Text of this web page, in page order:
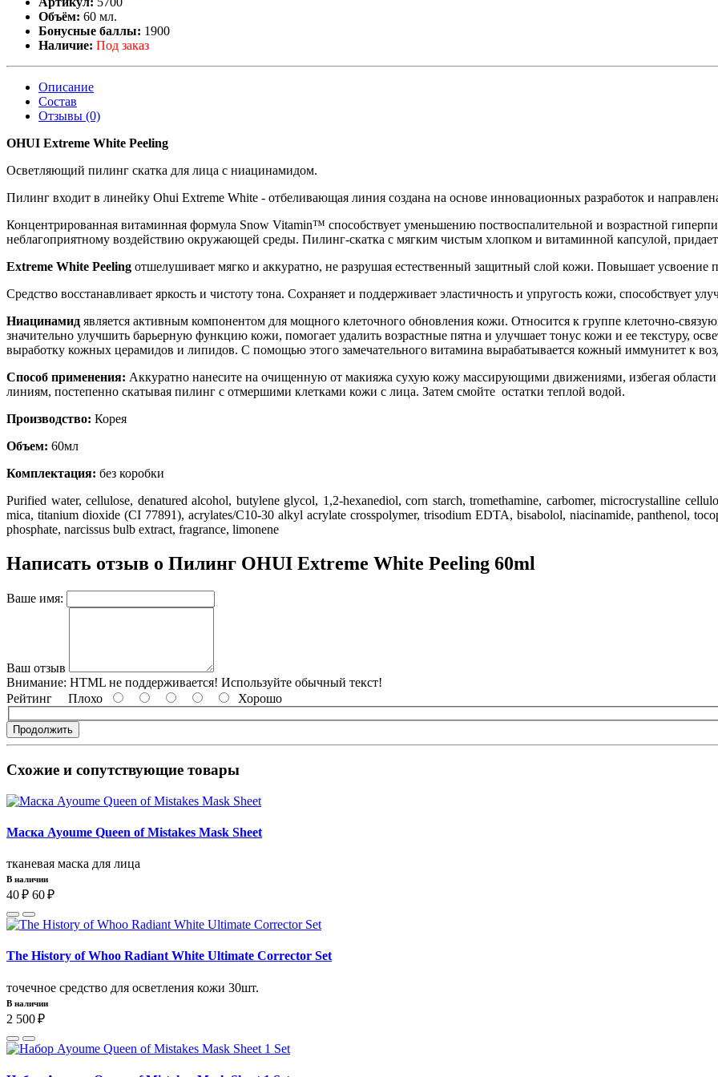
Объём: 60 мл.
Бонусные баллы: 1900
Наличие: Под заказ
Описание
Состав
Отзывы (0)
OHUI Extreme White Peeling
Осветляющий пилинг скатка для лица с ниацинамидом.
Пилинг входит в линейку Ohui Extreme White - отбеливающая линия создана на основе инновационных разработок и
Концентрированная витаминная формула Snow Vitamin™ способствует уменьшению поствоспалительной и возрастной
неблагоприятному воздействию окружающей среды. Пилинг-скатка с мягким чистым хлопком и витаминной капсулой,
Extreme White Peeling отшелушивает мягко и аккуратно, не разрушая естественный защитный слой кожи. Повышает усвоение
Средство восстанавливает яркость и чистоту тона. Сохраняет и поддерживает эластичность и упругость кожи, способствует
Ниацинамид является активным компонентом для мощного клеточного обновления кожи. Относится к группе клеточно-
значительно улучшить барьерную функцию кожи, помогает удалить возрастные пятна и улучшает тонус кожи и ее текстуру,
выработку кожных церамидов и липидов. С помощью этого замечательного витамина вырабатывается кожный иммунитет к
Способ применения: Аккуратно нанесите на очищенную от макияжа сухую кожу массирующими движениями, избегая
линиям, постепенно скатывая пилинг с отмершими клетками кожи с лица. Затем смойте остатки теплой водой.
Производство: Корея
Объем: 60мл
Комплектация: без коробки
Purified water, cellulose, denatured alcohol, butylene glycol, 1 ,2-hexanediol, corn starch, tromethamine, carbomer, microcrystalline
mica, titanium dioxide (CI 77891), acrylates/C10-30 alkyl acrylate crosspolymer, trisodium EDTA, bisabolol, niacinamide, panthenol,
phosphate, narcissus bulb extract, fragrance, limonene
Написать отзыв о Пилинг OHUI Extreme White Peeling 60ml
Ваше имя:
Ваш отзыв
Внимание: HTML не поддерживается! Используйте обычный текст!
Рейтинг Плохо Хорошо
Продолжить
Схожие и сопутствующие товары
Маска Ayoume Queen of Mistakes Mask Sheet
тканевая маска для лица
В наличии
40 ₽ 60 ₽
The History of Whoo Radiant White Ultimate Corrector Set
точечное средство для осветления кожи 30шт.
В наличии
2 500 ₽